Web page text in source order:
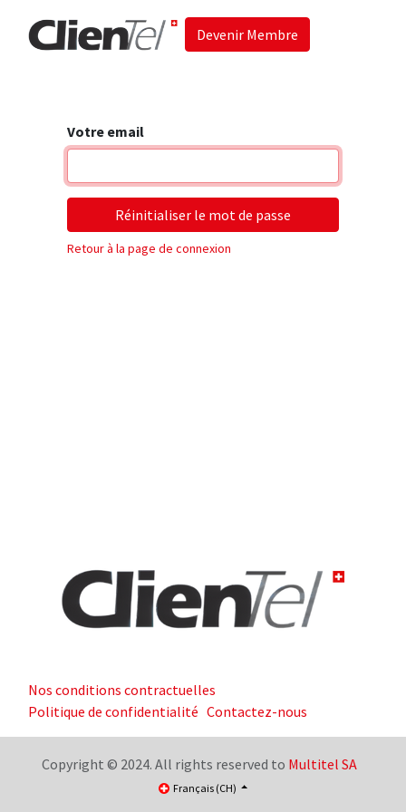
Devenir Membre
Votre email
Réinitialiser le mot de passe
Retour à la page de connexion
Nos conditions contractuelles
Politique de confidentialité Contactez-nous
Copyright © 2024. All rights reserved to Multitel SA
Français (CH)